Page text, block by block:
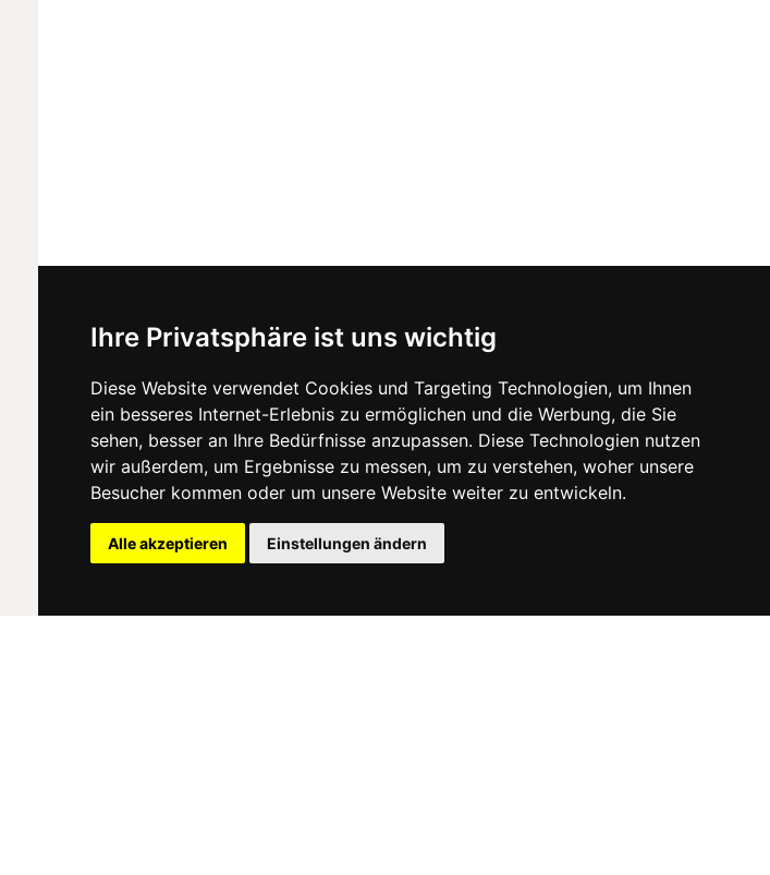
Ihre Privatsphäre ist uns wichtig
Diese Website verwendet Cookies und Targeting Technologien, um Ihnen
ein besseres Internet-Erlebnis zu ermöglichen und die Werbung, die Sie
sehen, besser an Ihre Bedürfnisse anzupassen. Diese Technologien nutzen
wir außerdem, um Ergebnisse zu messen, um zu verstehen, woher unsere
Besucher kommen oder um unsere Website weiter zu entwickeln.
Alle akzeptieren Einstellungen ändern